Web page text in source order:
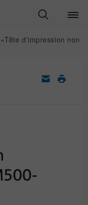
d'impression non